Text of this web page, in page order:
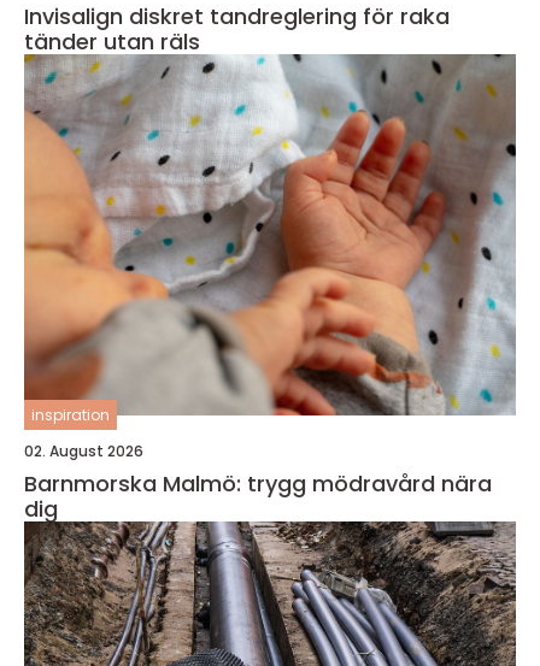
Invisalign diskret tandreglering för raka
tänder utan räls
inspiration
02. August 2026
Barnmorska Malmö: trygg mödravård nära
dig